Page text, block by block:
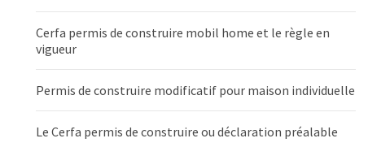
Cerfa permis de construire mobil home et le règle en
vigueur
Permis de construire modificatif pour maison individuelle
Le Cerfa permis de construire ou déclaration préalable